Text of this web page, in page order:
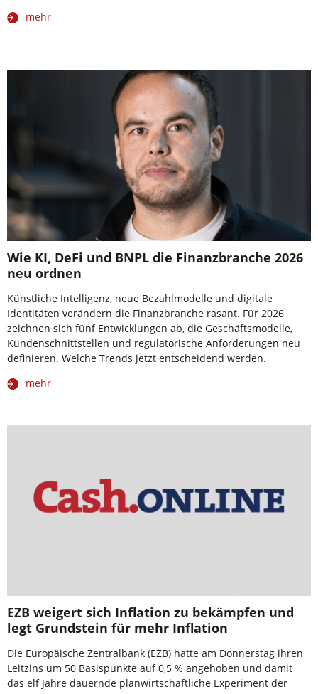
mehr
Wie KI, DeFi und BNPL die Finanzbranche 2026
neu ordnen
Künstliche Intelligenz, neue Bezahlmodelle und digitale
Identitäten verändern die Finanzbranche rasant. Für 2026
zeichnen sich fünf Entwicklungen ab, die Geschäftsmodelle,
Kundenschnittstellen und regulatorische Anforderungen neu
definieren. Welche Trends jetzt entscheidend werden.
mehr
EZB weigert sich Inflation zu bekämpfen und
legt Grundstein für mehr Inflation
Die Europäische Zentralbank (EZB) hatte am Donnerstag ihren
Leitzins um 50 Basispunkte auf 0,5 % angehoben und damit
das elf Jahre dauernde planwirtschaftliche Experiment der